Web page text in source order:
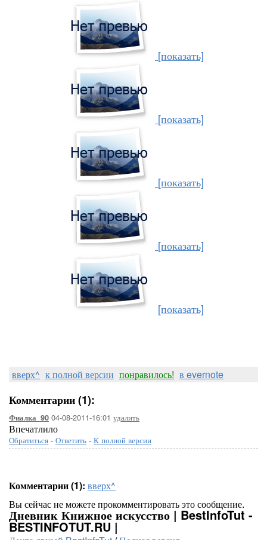
[показать]
[показать]
[показать]
[показать]
[показать]
вверх^ к полной версии понравилось! в evernote
Комментарии (1):
Фиалка_90 04-08-2011-16:01 удалить
Впечатлило
Обратиться - Ответить - К полной версии
Комментарии (1): вверх^
Вы сейчас не можете прокомментировать это сообщение.
Дневник Книжное искусство | BestInfoTut -
BESTINFOTUT.RU |